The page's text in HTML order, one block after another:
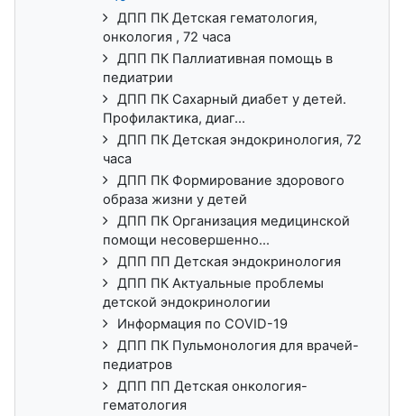
ДПП ПК Детская гематология,
онкология , 72 часа
ДПП ПК Паллиативная помощь в
педиатрии
ДПП ПК Сахарный диабет у детей.
Профилактика, диаг...
ДПП ПК Детская эндокринология, 72
часа
ДПП ПК Формирование здорового
образа жизни у детей
ДПП ПК Организация медицинской
помощи несовершенно...
ДПП ПП Детская эндокринология
ДПП ПК Актуальные проблемы
детской эндокринологии
Информация по COVID-19
ДПП ПК Пульмонология для врачей-
педиатров
ДПП ПП Детская онкология-
гематология